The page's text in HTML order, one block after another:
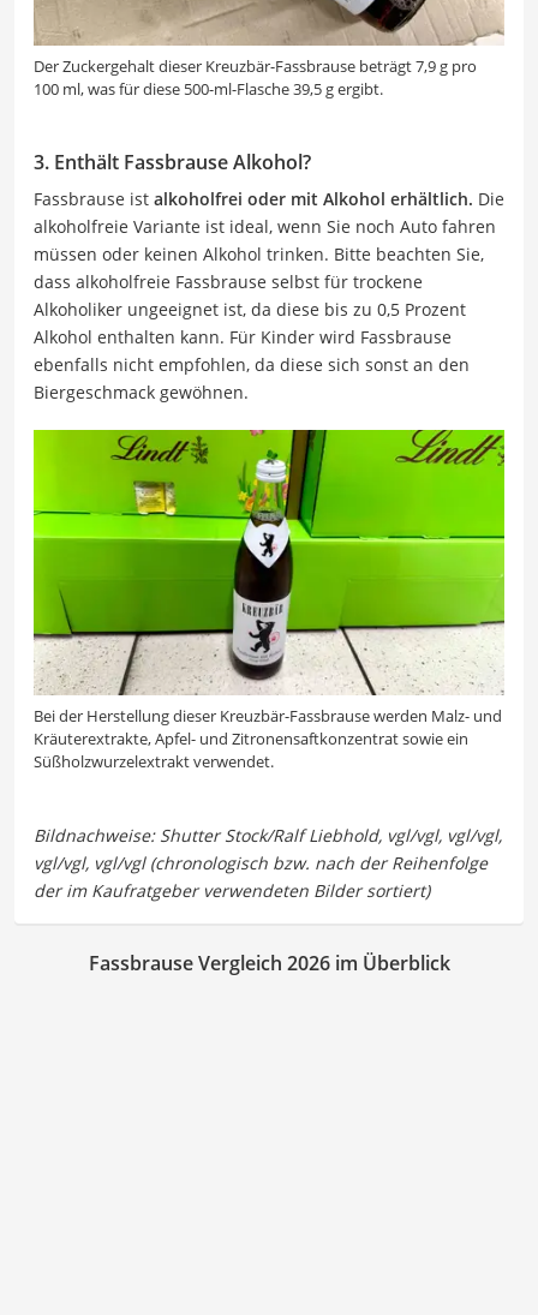
Der Zuckergehalt dieser Kreuzbär-Fassbrause beträgt 7,9 g pro
100 ml, was für diese 500-ml-Flasche 39,5 g ergibt.
3. Enthält Fassbrause Alkohol?
Fassbrause ist alkoholfrei oder mit Alkohol erhältlich. Die
alkoholfreie Variante ist ideal, wenn Sie noch Auto fahren
müssen oder keinen Alkohol trinken. Bitte beachten Sie,
dass alkoholfreie Fassbrause selbst für trockene
Alkoholiker ungeeignet ist, da diese bis zu 0,5 Prozent
Alkohol enthalten kann. Für Kinder wird Fassbrause
ebenfalls nicht empfohlen, da diese sich sonst an den
Biergeschmack gewöhnen.
Bei der Herstellung dieser Kreuzbär-Fassbrause werden Malz- und
Kräuterextrakte, Apfel- und Zitronensaftkonzentrat sowie ein
Süßholzwurzelextrakt verwendet.
Fassbrause Vergleich 2026 im Überblick